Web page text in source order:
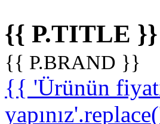
{{ P.TITLE }}
{{ P.BRAND }}
{{ 'Ürünün